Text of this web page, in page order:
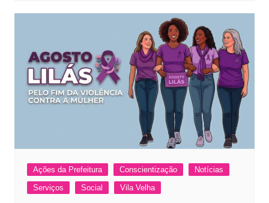
Ações da Prefeitura Conscientização
Notícias
Serviços
Social Vila Velha